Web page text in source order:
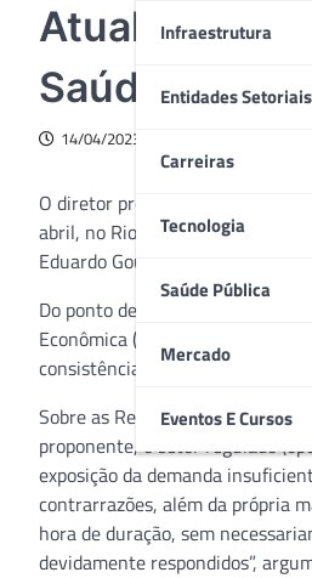
Infraestrutura
Entidades Setoriais
Carreiras
Tecnologia
Saúde Pública
Mercado
Eventos E Cursos
Atualização
Saúde
14/04/2023
O diretor presidente da Agência
abril, no Rio de Janeiro, o
Eduardo Gouvêa, que
Do ponto de vista da
Econômica (AE) e Análise de
consistência de fórmulas e
Sobre as Reuniões Técnicas,
proponente, o setor regulado
exposição da demanda
contrarrazões, além da própria
hora de duração, sem
devidamente respondidos”,